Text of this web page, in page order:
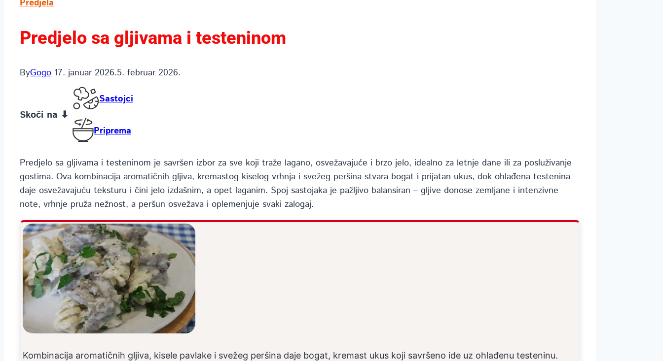
Predjela
Predjelo sa gljivama i testeninom
ByGogo 17. januar 2026.5. februar 2026.
Skoči na ⬇
Sastojci
Priprema
Predjelo sa gljivama i testeninom je savršen izbor za sve koji traže lagano, osvežavajuće i brzo jelo, idealno za letnje dane ili za posluživanje
gostima. Ova kombinacija aromatičnih gljiva, kremastog kiselog vrhnja i svežeg peršina stvara bogat i prijatan ukus, dok ohlađena testenina
daje osvežavajuću teksturu i čini jelo izdašnim, a opet laganim. Spoj sastojaka je pažljivo balansiran – gljive donose zemljane i intenzivne
note, vrhnje pruža nežnost, a peršun osvežava i oplemenjuje svaki zalogaj.
Kombinacija aromatičnih gljiva, kisele pavlake i svežeg peršina daje bogat, kremast ukus koji savršeno ide uz ohlađenu testeninu.